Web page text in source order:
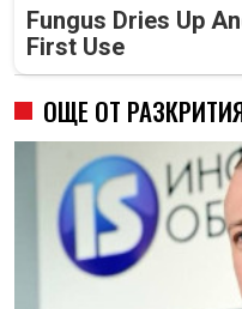
Fungus Dries Up
First Use
ОЩЕ ОТ